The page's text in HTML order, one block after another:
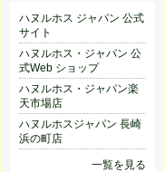
ハヌルホス ジャパン 公式
サイト
ハヌルホス・ジャパン 公
式Web ショップ
ハヌルホス・ジャパン楽
天市場店
ハヌルホスジャパン 長崎
浜の町店
一覧を見る